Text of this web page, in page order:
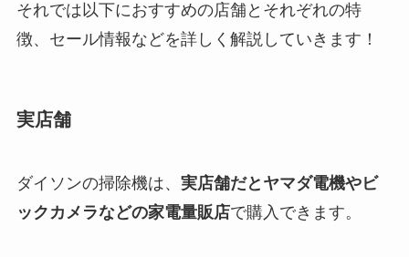
それでは以下におすすめの店舗とそれぞれの特
徴、セール情報などを詳しく解説していきます！
実店舗
ダイソンの掃除機は、 実店舗だとヤマダ電機やビ
ックカメラなどの家電量販店で購入できます。